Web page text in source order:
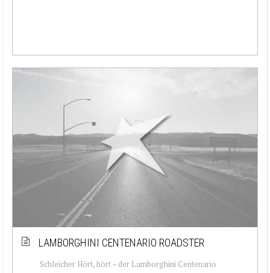
LAMBORGHINI CENTENARIO ROADSTER
Schleicher Hört, hört – der Lamborghini Centenario